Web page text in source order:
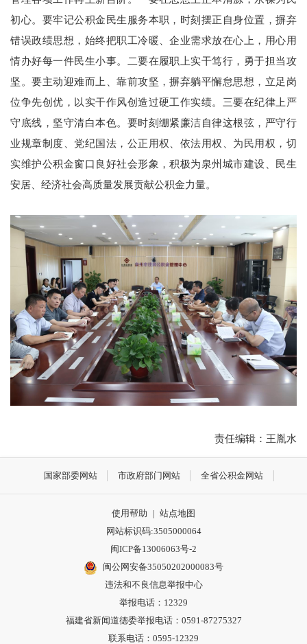
初心。要牢记公积金民生服务本职，时刻摆正自身位置，摒弃
错误政绩思想，始终把职工冷暖、企业需求放在心上，用心用
情办好每一件民生小事。二要在履职上实干笃行，勇于担当攻
坚。要主动迎难而上、靠前攻坚，摒弃躺平懈怠思想，立足岗
位争先创优，以实干作风创造过硬工作实绩。三要在纪律上严
守底线，坚守清白本色。要时刻绷紧廉洁自律这根弦，严守行
业规章制度、党纪国法，公正用权、依法用权、为民用权，切
实维护公积金窗口良好社会形象，积极为泉州城市建设、民生
安居、经济社会高质量发展贡献公积金力量。
责任编辑：王胤水
国家部委网站 市政府部门网站 全省公积金网站
使用帮助 | 站点地图
网站标识码:3505000064
闽ICP备13006063号-2
闽公网安备35050202000083号
违法和不良信息举报中心
举报电话：12329
福建省新闻道德委举报电话：0591-87275327
联系电话：0595-12329